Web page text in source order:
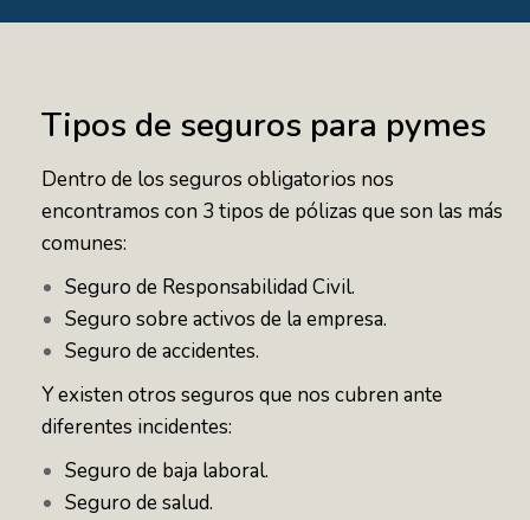
Tipos de seguros para pymes
Dentro de los seguros obligatorios nos
encontramos con 3 tipos de pólizas que son las más
comunes:
Seguro de Responsabilidad Civil.
Seguro sobre activos de la empresa.
Seguro de accidentes.
Y existen otros seguros que nos cubren ante
diferentes incidentes:
Seguro de baja laboral.
Seguro de salud.